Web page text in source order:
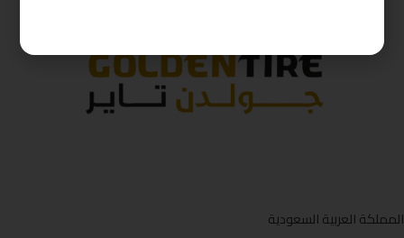
المملكة العربية السعودية